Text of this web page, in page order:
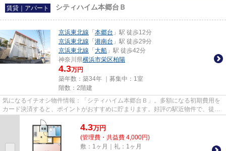
賃貸｜アパート シティハイム本郷台Ｂ
京浜東北線 「 本郷台 」駅 徒歩12分
京浜東北線 「 港南台 」駅 徒歩29分
京浜東北線 「 大船 」駅 徒歩42分
神奈川県横浜市栄区柏陽
4.3万円
築年数：築34年 ｜募集中： 1室
階数：2階建
気になるイチオシ物件情報：「シティハイム本郷台Ｂ」。多額になる初期費用を
カード決済すると、ポイントがおすすめに貯まります。好評の駅近物件で、徒歩
12分でのアクセスが可能です...
4.3万円
(管理費・共益費 4,000円)
敷：1ヶ月｜礼：1ヶ月